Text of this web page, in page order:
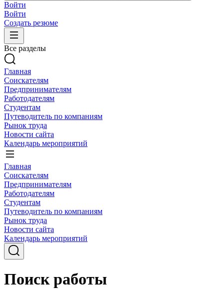
Войти
Войти
Создать резюме
Все разделы
Главная
Соискателям
Предпринимателям
Работодателям
Студентам
Путеводитель по компаниям
Рынок труда
Новости сайта
Календарь мероприятий
Главная
Соискателям
Предпринимателям
Работодателям
Студентам
Путеводитель по компаниям
Рынок труда
Новости сайта
Календарь мероприятий
Поиск работы